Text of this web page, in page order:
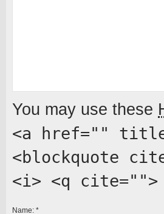
You may use these
<a href=""
<blockquote
<i> <q cite="">
Name: *